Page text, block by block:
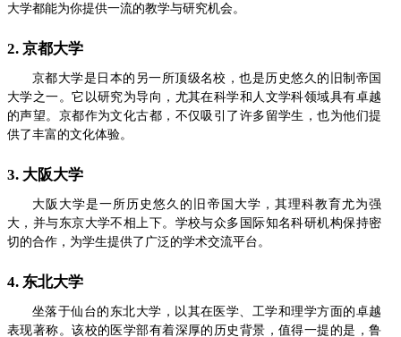
大学都能为你提供一流的教学与研究机会。
2. 京都大学
京都大学是日本的另一所顶级名校，也是历史悠久的旧制帝国
大学之一。它以研究为导向，尤其在科学和人文学科领域具有卓越
的声望。京都作为文化古都，不仅吸引了许多留学生，也为他们提
供了丰富的文化体验。
3. 大阪大学
大阪大学是一所历史悠久的旧帝国大学，其理科教育尤为强
大，并与东京大学不相上下。学校与众多国际知名科研机构保持密
切的合作，为学生提供了广泛的学术交流平台。
4. 东北大学
坐落于仙台的东北大学，以其在医学、工学和理学方面的卓越
表现著称。该校的医学部有着深厚的历史背景，值得一提的是，鲁